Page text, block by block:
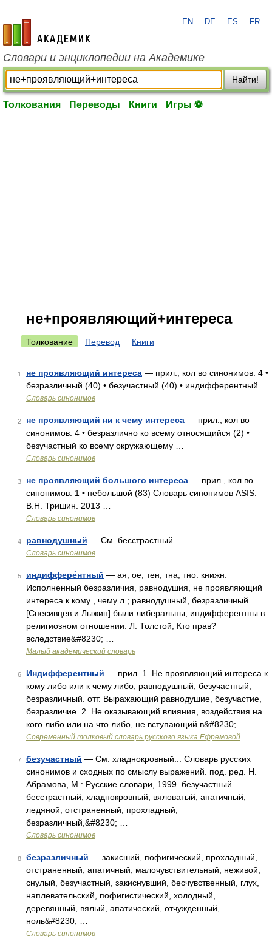
academic.ru
EN DE ES FR
Словари и энциклопедии на Академике
Найти!
Толкования Переводы Книги Игры ⚽
не+проявляющий+интереса
Толкование Перевод Книги
1 не проявляющий интереса — прил., кол во синонимов: 4 •
безразличный (40) • безучастный (40) • индифферентный …
Словарь синонимов
2 не проявляющий ни к чему интереса — прил., кол во
синонимов: 4 • безразлично ко всему относящийся (2) •
безучастный ко всему окружающему …
Словарь синонимов
3 не проявляющий большого интереса — прил., кол во
синонимов: 1 • небольшой (83) Словарь синонимов ASIS.
В.Н. Тришин. 2013 …
Словарь синонимов
4 равнодушный — См. бесстрастный …
Словарь синонимов
5 индиффере́нтный — ая, ое; тен, тна, тно. книжн.
Исполненный безразличия, равнодушия, не проявляющий
интереса к кому , чему л.; равнодушный, безразличный.
[Спесивцев и Лыжин] были либеральны, индифферентны в
религиозном отношении. Л. Толстой, Кто прав?
вследствие&#8230; …
Малый академический словарь
6 Индифферентный — прил. 1. Не проявляющий интереса к
кому либо или к чему либо; равнодушный, безучастный,
безразличный. отт. Выражающий равнодушие, безучастие,
безразличие. 2. Не оказывающий влияния, воздействия на
кого либо или на что либо, не вступающий в&#8230; …
Современный толковый словарь русского языка Ефремовой
7 безучастный — См. хладнокровный... Словарь русских
синонимов и сходных по смыслу выражений. под. ред. Н.
Абрамова, М.: Русские словари, 1999. безучастный
бесстрастный, хладнокровный; вяловатый, апатичный,
ледяной, отстраненный, прохладный,
безразличный,&#8230; …
Словарь синонимов
8 безразличный — закисший, пофигический, прохладный,
отстраненный, апатичный, малочувствительный, неживой,
снулый, безучастный, закиснувший, бесчувственный, глух,
наплевательский, пофигистический, холодный,
деревянный, вялый, апатический, отчужденный,
ноль&#8230; …
Словарь синонимов